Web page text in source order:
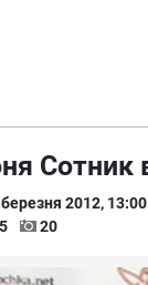
Сотник
2012, 13:00
5
20